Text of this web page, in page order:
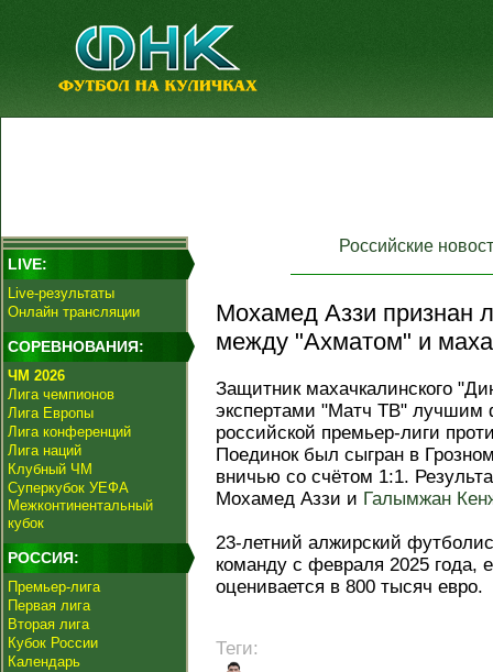
LIVE:
Live-результаты
Онлайн трансляции
СОРЕВНОВАНИЯ:
ЧМ 2026
Лига чемпионов
Лига Европы
Лига конференций
Лига наций
Клубный ЧМ
Суперкубок УЕФА
Межконтинентальный
кубок
РОССИЯ:
Премьер-лига
Первая лига
Вторая лига
Кубок России
Календарь
Российские
Мохамед Аззи признан
между "Ахматом" и
Защитник махачкалинского
экспертами "Матч ТВ" лучшим
российской премьер-лиги
Поединок был сыгран в
вничью со счётом 1:1.
Мохамед Аззи и Галымжан
23-летний алжирский
команду с февраля 2025 года,
оценивается в 800 тысяч евро.
Теги: